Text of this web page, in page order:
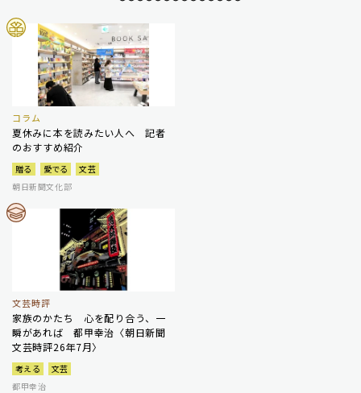
コラム
夏休みに本を読みたい人へ 記者
のおすすめ紹介
贈る 愛でる
文芸
朝日新聞文化部
文芸時評
家族のかたち 心を配り合う、一
瞬があれば 都甲幸治〈朝日新聞
文芸時評26年7月〉
考える
文芸
都甲幸治